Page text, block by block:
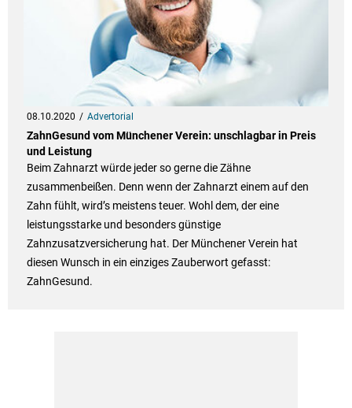
08.10.2020 Advertorial
ZahnGesund vom Münchener Verein: unschlagbar in Preis
und Leistung
Beim Zahnarzt würde jeder so gerne die Zähne
zusammenbeißen. Denn wenn der Zahnarzt einem auf den
Zahn fühlt, wird’s meistens teuer. Wohl dem, der eine
leistungsstarke und besonders günstige
Zahnzusatzversicherung hat. Der Münchener Verein hat
diesen Wunsch in ein einziges Zauberwort gefasst:
ZahnGesund.